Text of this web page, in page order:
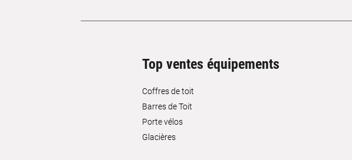
Top ventes équipements
Coffres de toit
Barres de Toit
Porte vélos
Glacières